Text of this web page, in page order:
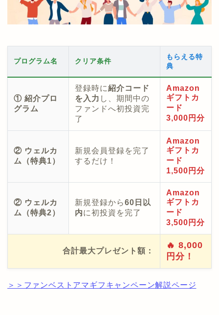
プログラム名 クリア条件
もらえる特
典
① 紹介プロ
グラム
登録時に紹介コード
を入力 し、期間中の
ファンドへ初投資完
了
Amazon
ギフトカ
ード
3,000円分
② ウェルカ
ム（特典1）
新規会員登録を完了
するだけ！
Amazon
ギフトカ
ード
1,500円分
② ウェルカ
ム（特典2）
新規登録から60日以
内に初投資を完了
Amazon
ギフトカ
ード
3,500円分
合計最大プレゼント額：
🔥 8,000
円分！
＞＞ファンベストアマギフキャンペーン解説ページ